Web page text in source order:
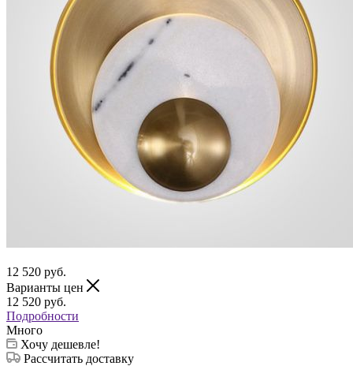
12 520 руб.
Варианты цен
12 520 руб.
Подробности
Много
Хочу дешевле!
Рассчитать доставку